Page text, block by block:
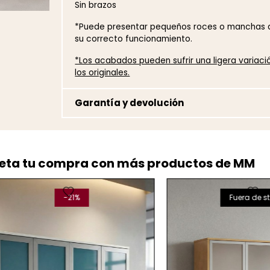
Sin brazos
*Puede presentar pequeños roces o manchas
su correcto funcionamiento.
*Los acabados pueden sufrir una ligera
los originales.
Garantía y devolución
tu compra con más productos de MM
Fuera de stock
favorite